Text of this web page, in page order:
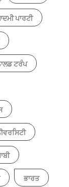
ਪਾਰਟੀ
ਟਰੰਪ
ਭਾਰਤ